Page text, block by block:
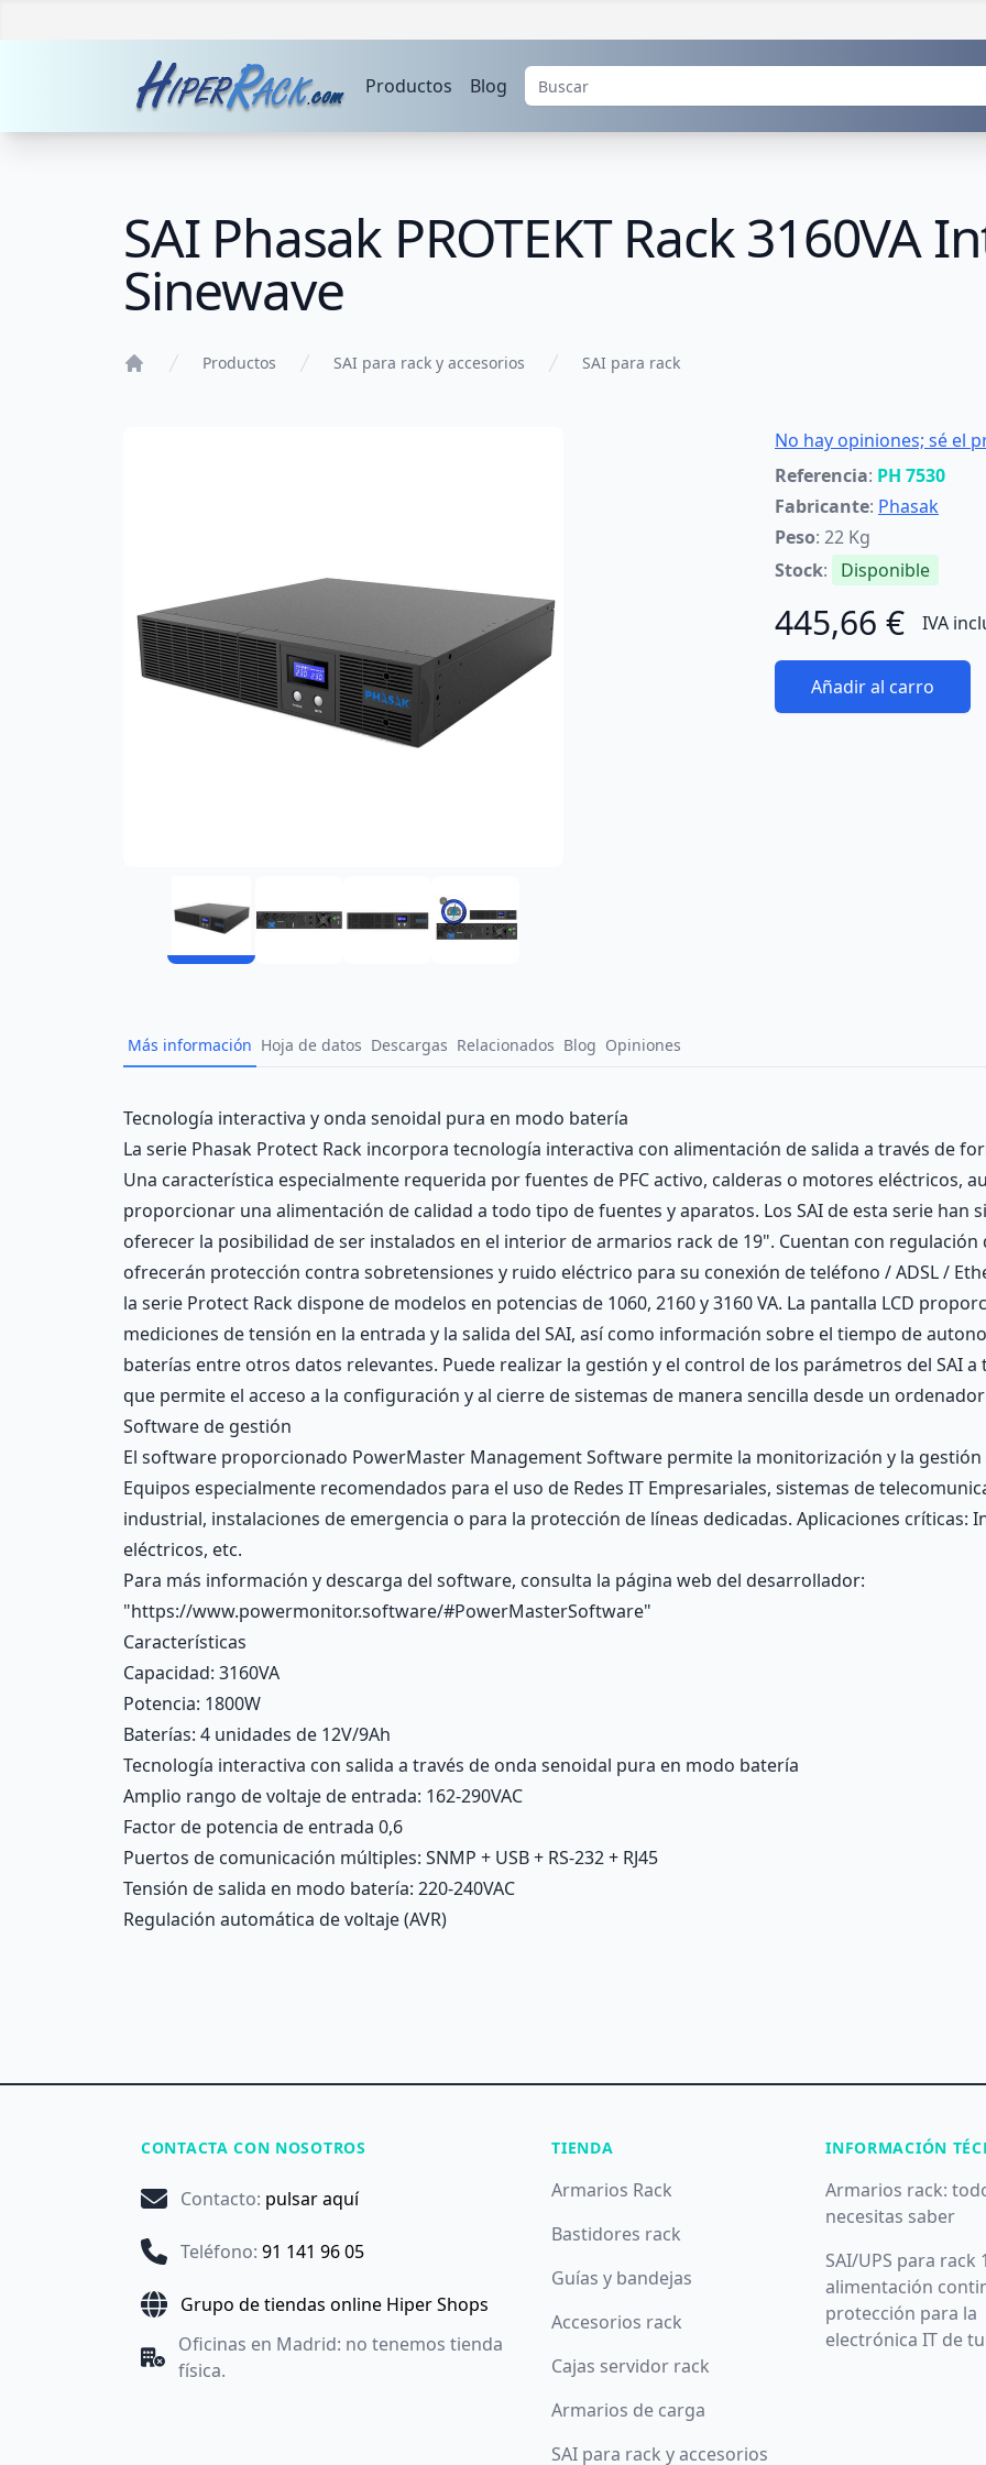
Productos Blog
SAI Phasak PROTEKT Rack 3160VA
Sinewave
Productos SAI para rack y accesorios SAI para rack
No hay opiniones; sé el
Referencia: PH 7530
Fabricante: Phasak
Peso: 22 Kg
Stock: Disponible
445,66 € IVA
Añadir al carro
Más información Hoja de datos Descargas Relacionados Blog Opiniones
Description
Tecnología interactiva y onda senoidal pura en modo batería
La serie Phasak Protect Rack incorpora tecnología interactiva con alimentación de salida a través de
Una característica especialmente requerida por fuentes de PFC activo, calderas o motores eléctricos,
proporcionar una alimentación de calidad a todo tipo de fuentes y aparatos. Los SAI de esta serie han
oferecer la posibilidad de ser instalados en el interior de armarios rack de 19". Cuentan con regulación
ofrecerán protección contra sobretensiones y ruido eléctrico para su conexión de teléfono / ADSL /
la serie Protect Rack dispone de modelos en potencias de 1060, 2160 y 3160 VA. La pantalla LCD
mediciones de tensión en la entrada y la salida del SAI, así como información sobre el tiempo de
baterías entre otros datos relevantes. Puede realizar la gestión y el control de los parámetros del SAI
que permite el acceso a la configuración y al cierre de sistemas de manera sencilla desde un
Software de gestión
El software proporcionado PowerMaster Management Software permite la monitorización y la gestión
Equipos especialmente recomendados para el uso de Redes IT Empresariales, sistemas de
industrial, instalaciones de emergencia o para la protección de líneas dedicadas. Aplicaciones críticas:
eléctricos, etc.
Para más información y descarga del software, consulta la página web del desarrollador:
"https://www.powermonitor.software/#PowerMasterSoftware"
Características
Capacidad: 3160VA
Potencia: 1800W
Baterías: 4 unidades de 12V/9Ah
Tecnología interactiva con salida a través de onda senoidal pura en modo batería
Amplio rango de voltaje de entrada: 162-290VAC
Factor de potencia de entrada 0,6
Puertos de comunicación múltiples: SNMP + USB + RS-232 + RJ45
Tensión de salida en modo batería: 220-240VAC
Regulación automática de voltaje (AVR)
CONTACTA CON NOSOTROS
Contacto: pulsar aquí
Teléfono: 91 141 96 05
Grupo de tiendas online Hiper Shops
Oficinas en Madrid: no tenemos tienda
física.
TIENDA
Armarios Rack
Bastidores rack
Guías y bandejas
Accesorios rack
Cajas servidor rack
Armarios de carga
SAI para rack y accesorios
INFORMACIÓN
Armarios rack:
necesitas saber
SAI/UPS para rack
alimentación
protección para la
electrónica IT de